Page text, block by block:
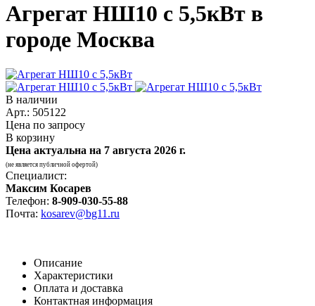
Агрегат НШ10 с 5,5кВт в
городе Москва
В наличии
Арт.: 505122
Цена по запросу
В корзину
Цена актуальна на 7 августа 2026 г.
(не является публичной офертой)
Специалист:
Максим Косарев
Телефон: 8-909-030-55-88
Почта: kosarev@bg11.ru
Описание
Характеристики
Оплата и доставка
Контактная информация